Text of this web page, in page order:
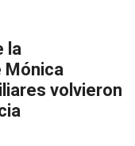
la
Mónica
volvieron